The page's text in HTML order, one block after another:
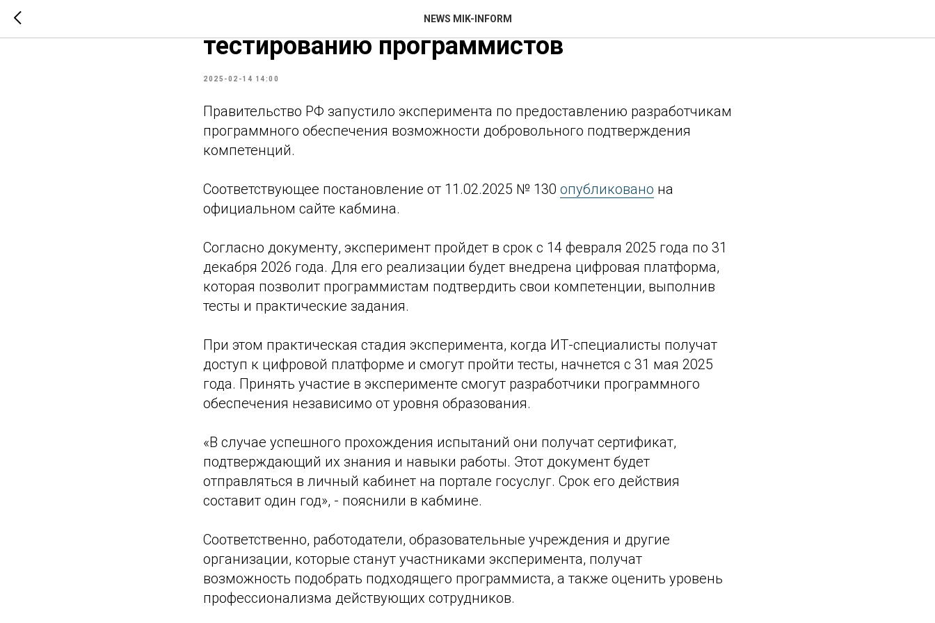
NEWS MIK-INFORM
Правительство запустило эксперимент по
тестированию программистов
2025-02-14 14:00
Правительство РФ запустило эксперимента по предоставлению разработчикам
программного обеспечения возможности добровольного подтверждения
компетенций.
Соответствующее постановление от 11.02.2025 № 130 опубликовано на
официальном сайте кабмина.
Согласно документу, эксперимент пройдет в срок с 14 февраля 2025 года по 31
декабря 2026 года. Для его реализации будет внедрена цифровая платформа,
которая позволит программистам подтвердить свои компетенции, выполнив
тесты и практические задания.
При этом практическая стадия эксперимента, когда ИТ-специалисты получат
доступ к цифровой платформе и смогут пройти тесты, начнется с 31 мая 2025
года. Принять участие в эксперименте смогут разработчики программного
обеспечения независимо от уровня образования.
«В случае успешного прохождения испытаний они получат сертификат,
подтверждающий их знания и навыки работы. Этот документ будет
отправляться в личный кабинет на портале госуслуг. Срок его действия
составит один год», - пояснили в кабмине.
Соответственно, работодатели, образовательные учреждения и другие
организации, которые станут участниками эксперимента, получат
возможность подобрать подходящего программиста, а также оценить уровень
профессионализма действующих сотрудников.